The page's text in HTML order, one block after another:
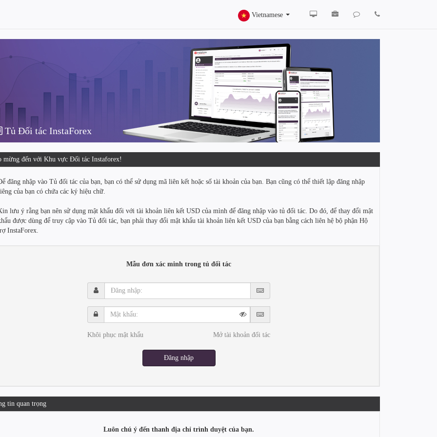
Vietnamese
Tủ Đối tác InstaForex
mừng đến với Khu vực Đối tác Instaforex!
đăng nhập vào Tủ đối tác của bạn, bạn có thể sử dụng mã liên kết hoặc số tài khoản của bạn. Bạn cũng có thể thiết lập đăng nhập
của bạn có chứa các ký hiệu chữ.
lưu ý rằng bạn nên sử dụng mật khẩu đối với tài khoản liên kết USD của mình để đăng nhập vào tủ đối tác. Do đó, để thay đổi mật
được dùng để truy cập vào Tủ đối tác, bạn phải thay đổi mật khẩu tài khoản liên kết USD của bạn bằng cách liên hệ bộ phận Hộ
InstaForex.
Mẫu đơn xác minh trong tủ đối tác
Đăng
nhập:
Mật
khẩu:
Khôi phục mật khẩu
Mở tài khoản đối tác
Đăng nhập
tin quan trọng
Luôn chú ý đến thanh địa chỉ trình duyệt của bạn.